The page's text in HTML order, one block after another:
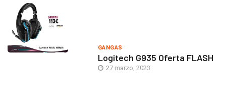
GANGAS
Logitech G935 Oferta FLASH
27 marzo, 2023